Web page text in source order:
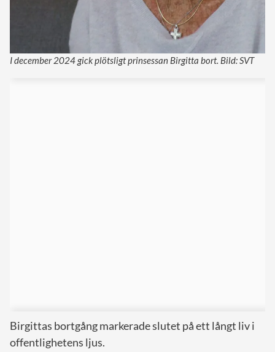
I december 2024 gick plötsligt prinsessan Birgitta bort. Bild: SVT
Birgittas bortgång markerade slutet på ett långt liv i
offentlighetens ljus.